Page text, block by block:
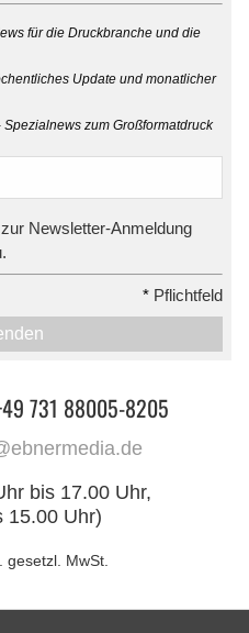
für die Druckbranche und die
Update und monatlicher
Spezialnews zum Großformatdruck
Newsletter-Anmeldung
* Pflichtfeld
731 88005-8205
bis 17.00 Uhr,
15.00 Uhr)
gesetzl. MwSt.